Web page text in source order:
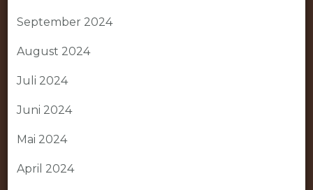
September 2024
August 2024
Juli 2024
Juni 2024
Mai 2024
April 2024